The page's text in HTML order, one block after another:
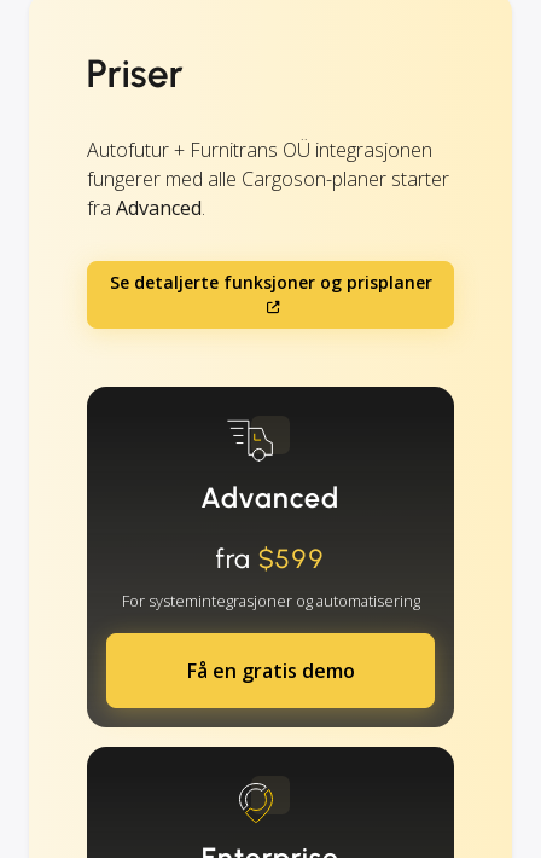
Priser
Autofutur + Furnitrans OÜ integrasjonen
fungerer med alle Cargoson-planer starter
fra Advanced.
Se detaljerte funksjoner og prisplaner
Advanced
fra $599
For systemintegrasjoner og automatisering
Få en gratis demo